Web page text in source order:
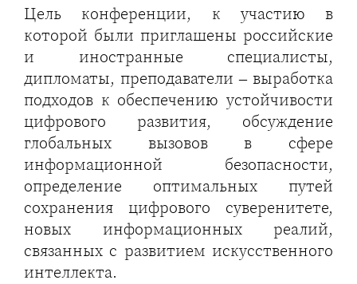
Цель конференции, к участию в
которой были приглашены российские
и иностранные специалисты,
дипломаты, преподаватели – выработка
подходов к обеспечению устойчивости
цифрового развития, обсуждение
глобальных вызовов в сфере
информационной безопасности,
определение оптимальных путей
сохранения цифрового суверенитете,
новых информационных реалий,
связанных с развитием искусственного
интеллекта.